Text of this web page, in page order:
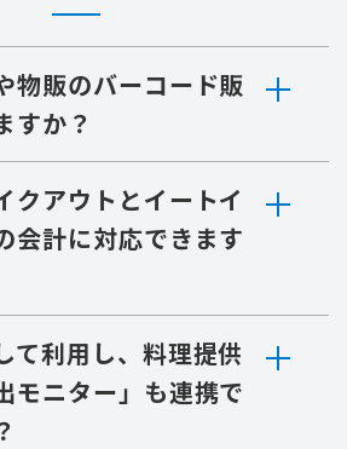
物販のバーコード販
すか？
クアウトとイートイ
会計に対応できます
て利用し、料理提供
モニター」も連携で